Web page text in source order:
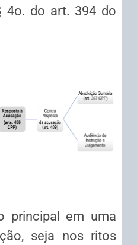
4o. do art. 394 do
principal em uma
seja nos ritos